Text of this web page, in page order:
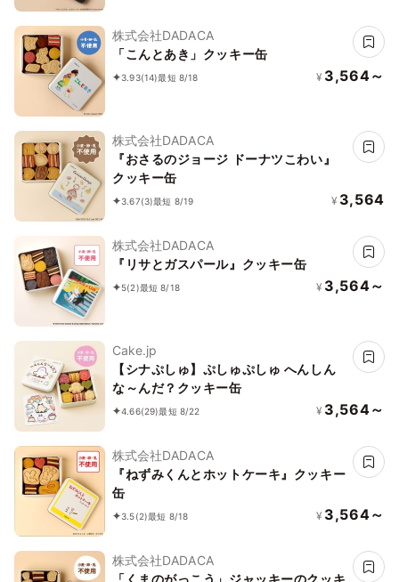
株式会社DADACA
「こんとあき」クッキー缶
3.93(14)最短 8/18 ¥ 3,564～
株式会社DADACA
『おさるのジョージ ドーナツこわい』
クッキー缶
3.67(3)最短 8/19 ¥ 3,564
株式会社DADACA
『リサとガスパール』クッキー缶
5(2)最短 8/18 ¥ 3,564～
Cake.jp
【シナぷしゅ】ぷしゅぷしゅ へんしん
な～んだ？クッキー缶
4.66(29)最短 8/22 ¥ 3,564～
株式会社DADACA
『ねずみくんとホットケーキ』クッキー
缶
3.5(2)最短 8/18 ¥ 3,564～
株式会社DADACA